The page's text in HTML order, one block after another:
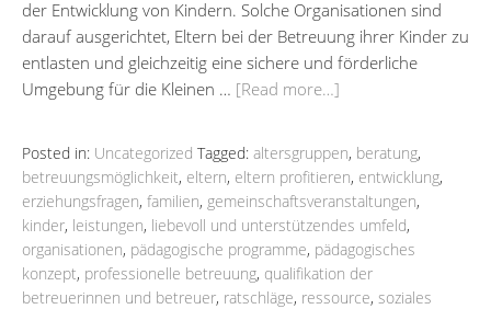
der Entwicklung von Kindern. Solche Organisationen sind
darauf ausgerichtet, Eltern bei der Betreuung ihrer Kinder zu
entlasten und gleichzeitig eine sichere und förderliche
Umgebung für die Kleinen … [Read more…]
Posted in: Uncategorized Tagged: altersgruppen, beratung,
betreuungsmöglichkeit, eltern, eltern profitieren, entwicklung,
erziehungsfragen, familien, gemeinschaftsveranstaltungen,
kinder, leistungen, liebevoll und unterstützendes umfeld,
organisationen, pädagogische programme, pädagogisches
konzept, professionelle betreuung, qualifikation der
betreuerinnen und betreuer, ratschläge, ressource, soziales